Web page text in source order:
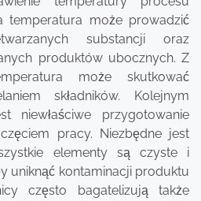
temperatura może prowadzić
substancji oraz
produktów ubocznych. Z
może skutkować
składników. Kolejnym
niewłaściwe przygotowanie
pracy. Niezbędne jest
elementy są czyste i
uniknąć kontaminacji produktu
często bagatelizują także